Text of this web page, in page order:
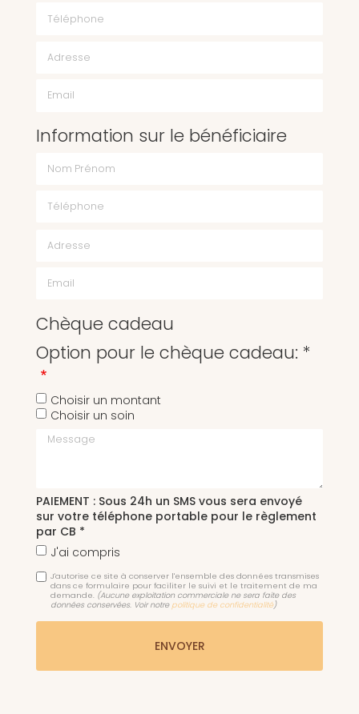
Information sur le bénéficiaire
Chèque cadeau
Option pour le chèque cadeau: *
Choisir un montant
Choisir un soin
Message
PAIEMENT : Sous 24h un SMS vous sera envoyé
sur votre téléphone portable pour le règlement
par CB *
J'ai compris
J'autorise ce site à conserver l'ensemble des données transmises
dans ce formulaire pour faciliter le suivi et le traitement de ma
demande. (Aucune exploitation commerciale ne sera faite des
données conservées. Voir notre politique de confidentialité)